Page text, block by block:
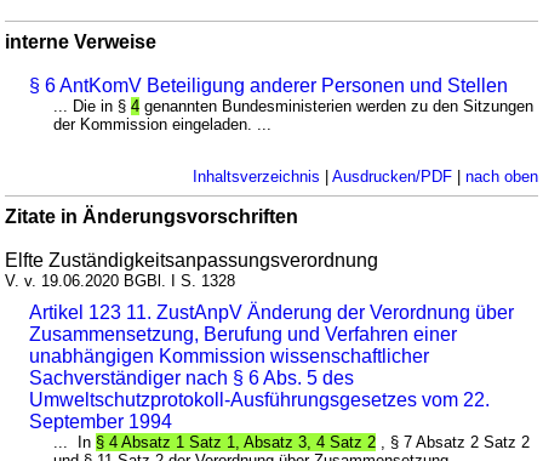
interne Verweise
§ 6 AntKomV Beteiligung anderer Personen und Stellen
... Die in §4 genannten Bundesministerien werden zu den Sitzungen
der Kommission eingeladen. ...
Inhaltsverzeichnis | Ausdrucken/PDF| nach oben
Zitate in Änderungsvorschriften
Elfte Zuständigkeitsanpassungsverordnung
V. v. 19.06.2020 BGBl. I S. 1328
Artikel 123 11. ZustAnpV Änderung der Verordnung über
Zusammensetzung, Berufung und Verfahren einer
unabhängigen Kommission wissenschaftlicher
Sachverständiger nach § 6 Abs. 5 des
Umweltschutzprotokoll-Ausführungsgesetzes vom 22.
September 1994
... In § 4 Absatz 1 Satz 1, Absatz 3, 4 Satz 2 , § 7 Absatz 2 Satz 2